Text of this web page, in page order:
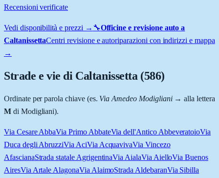
Recensioni verificate
Vedi disponibilità e prezzi → 🔧Officine e revisione auto a
CaltanissettaCentri revisione e autoriparazioni con indirizzi e mappa
→
Strade e vie di Caltanissetta (586)
Ordinate per parola chiave (es. Via Amedeo Modigliani→ alla lettera
Mdi Modigliani).
Via Cesare AbbaVia Primo AbbateVia dell'Antico AbbeveratoioVia
Duca degli AbruzziVia AciVia AcquavivaVia Vincezo
AfascianaStrada statale AgrigentinaVia AialaVia AielloVia Buenos
AiresVia Artale AlagonaVia AlaimoStrada AldebaranVia Sibilla